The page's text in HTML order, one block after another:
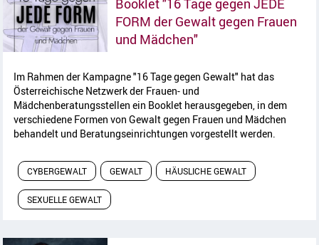
Booklet "16 Tage gegen JEDE
FORM der Gewalt gegen Frauen
und Mädchen"Artikel lesen
Im Rahmen der Kampagne "16 Tage gegen Gewalt" hat das
Österreichische Netzwerk der Frauen- und
Mädchenberatungsstellen ein Booklet herausgegeben, in dem
verschiedene Formen von Gewalt gegen Frauen und Mädchen
behandelt und Beratungseinrichtungen vorgestellt werden.
CYBERGEWALT GEWALT HÄUSLICHE GEWALT
SEXUELLE GEWALT